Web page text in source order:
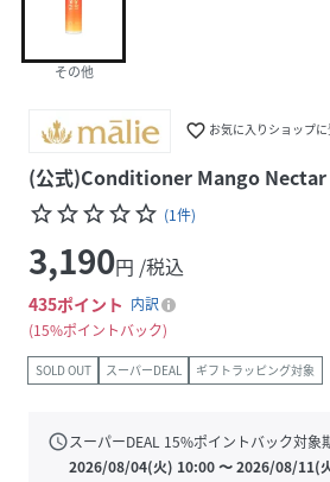
その他
favorite_border お気に入りショップ
(公式)Conditioner Mango
star_borderstar_borderstar_borderstar_borderstar_border (1件)
3,190円 /税込
435ポイント 内訳
15%ポイントバック
SOLD OUT スーパーDEAL ギフトラッピング対象
scheduleスーパーDEAL 15%ポイントバック対象
2026/08/04(火) 10:00〜2026/08/11(